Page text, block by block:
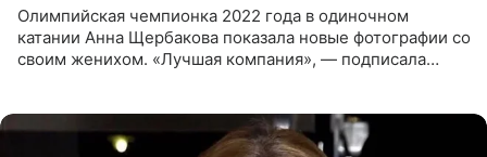
Олимпийская чемпионка 2022 года в одиночном
катании Анна Щербакова показала новые фотографии со
своим женихом. «Лучшая компания», — подписала